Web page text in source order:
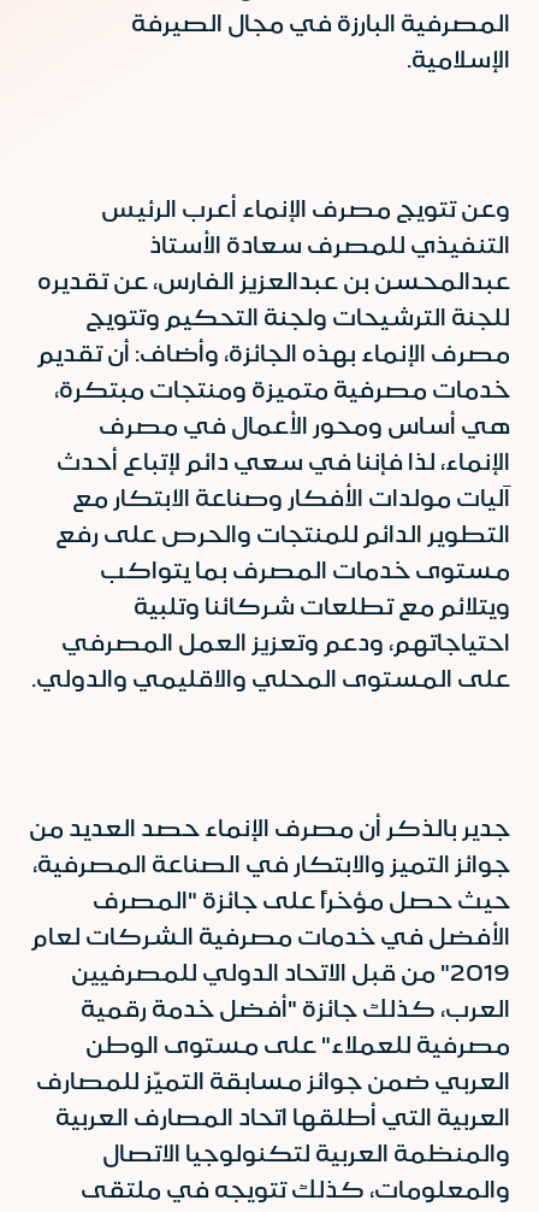
المصرفية البارزة في مجال الصيرفة
الإسلامية.
وعن تتويج مصرف الإنماء أعرب الرئيس
التنفيذي للمصرف سعادة الأستاذ
عبدالمحسن بن عبدالعزيز الفارس، عن تقديره
للجنة الترشيحات ولجنة التحكيم وتتويج
مصرف الإنماء بهذه الجائزة، وأضاف: أن تقديم
خدمات مصرفية متميزة ومنتجات مبتكرة،
هي أساس ومحور الأعمال في مصرف
الإنماء، لذا فإننا في سعي دائم لإتباع أحدث
آليات مولدات الأفكار وصناعة الابتكار مع
التطوير الدائم للمنتجات والحرص على رفع
مستوى خدمات المصرف بما يتواكب
ويتلائم مع تطلعات شركائنا وتلبية
احتياجاتهم، ودعم وتعزيز العمل المصرفي
على المستوى المحلي والاقليمي والدولي.
جدير بالذكر أن مصرف الإنماء حصد العديد من
جوائز التميز والابتكار في الصناعة المصرفية،
حيث حصل مؤخراً على جائزة "المصرف
الأفضل في خدمات مصرفية الشركات لعام
2019" من قبل الاتحاد الدولي للمصرفيين
العرب، كذلك جائزة "أفضل خدمة رقمية
مصرفية للعملاء" على مستوى الوطن
العربي ضمن جوائز مسابقة التميّز للمصارف
العربية التي أطلقها اتحاد المصارف العربية
والمنظمة العربية لتكنولوجيا الاتصال
والمعلومات، كذلك تتويجه في ملتقى